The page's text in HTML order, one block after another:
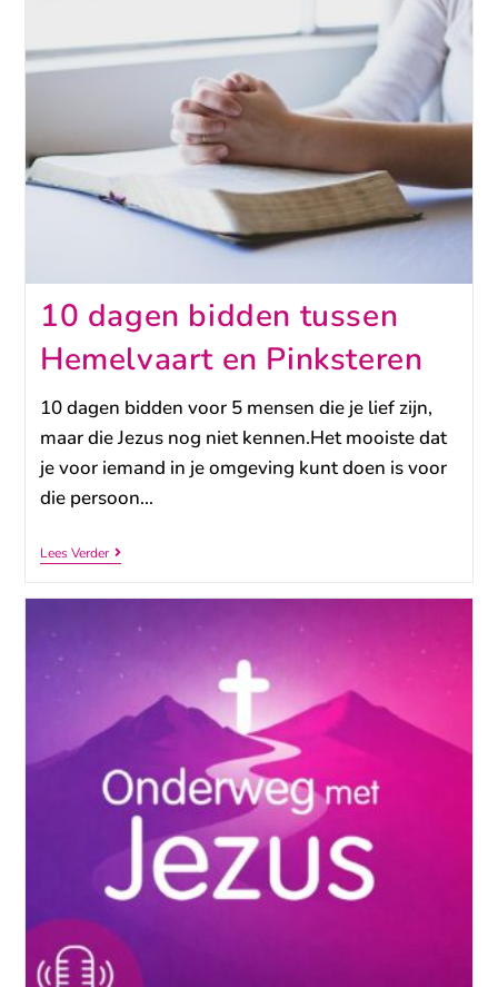
10 dagen bidden tussen
Hemelvaart en Pinksteren
10 dagen bidden voor 5 mensen die je lief zijn,
maar die Jezus nog niet kennen.Het mooiste dat
je voor iemand in je omgeving kunt doen is voor
die persoon…
Lees Verder